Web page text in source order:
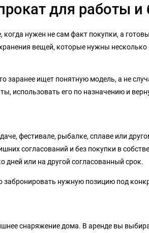
для работы и
нужен не сам факт покупки, а
вещей, которые нужны
заранее ищет понятную модель, а не
использовать его по назначению и
фестивале, рыбалке, сплаве или
согласований и без покупки в
или на другой согласованный срок.
забронировать нужную позицию под
снаряжение дома. В аренде вы